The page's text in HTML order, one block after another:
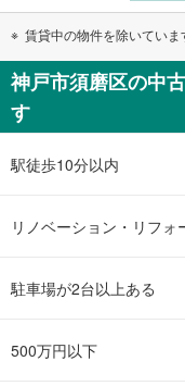
賃貸中の物件を除いていま
神戸市須磨区の中
す
駅徒歩10分以内
リノベーション・リフォ
駐車場が2台以上ある
500万円以下